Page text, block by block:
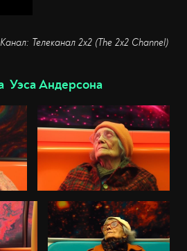
Телеканал 2х2 (The 2x2 Channel)
Уэса Андерсона